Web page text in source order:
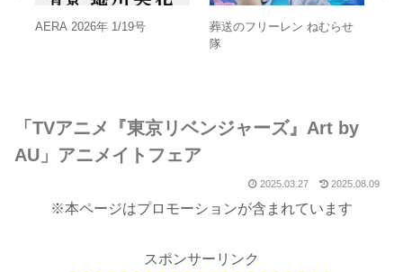
AERA 2026年 1/19号
葬送のフリーレン ねむらせ
隊
「TVアニメ『東京リベンジャーズ』Art by
AU」アニメイトフェア
2025.03.27 2025.08.09
※本ページはプロモーションが含まれています
スポンサーリンク